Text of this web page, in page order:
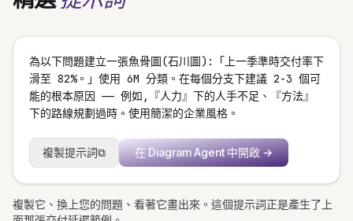
為以下問題建立一張魚骨圖(石川圖):「上一季準時交付率下
滑至 82%。」使用 6M 分類。在每個分支下建議 2-3 個可
能的根本原因 —— 例如,『人力』下的人手不足、『方法』
下的路線規劃過時。使用簡潔的企業風格。
複製提示詞⧉ 在 Diagram Agent 中開啟→
複製它、換上您的問題、看著它畫出來。這個提示詞正是產生了上